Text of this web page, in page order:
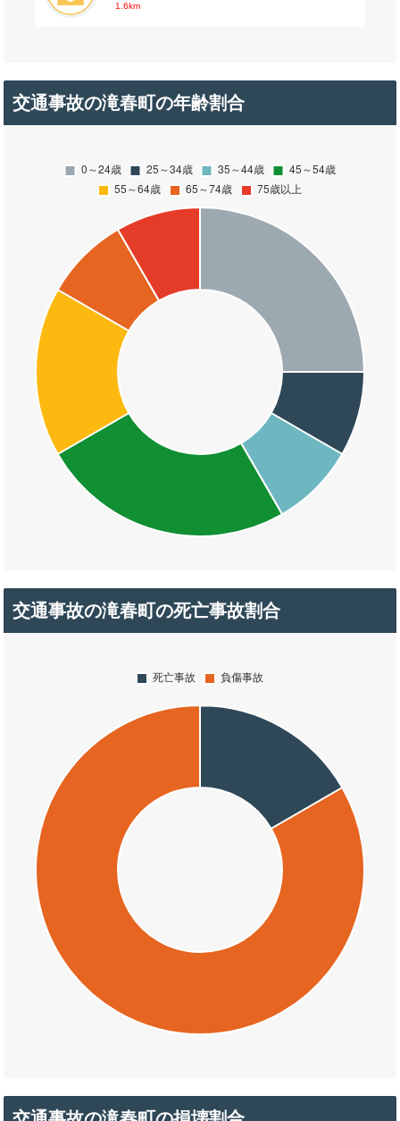
1.6km
交通事故の滝春町の年齢割合
交通事故の滝春町の死亡事故割合